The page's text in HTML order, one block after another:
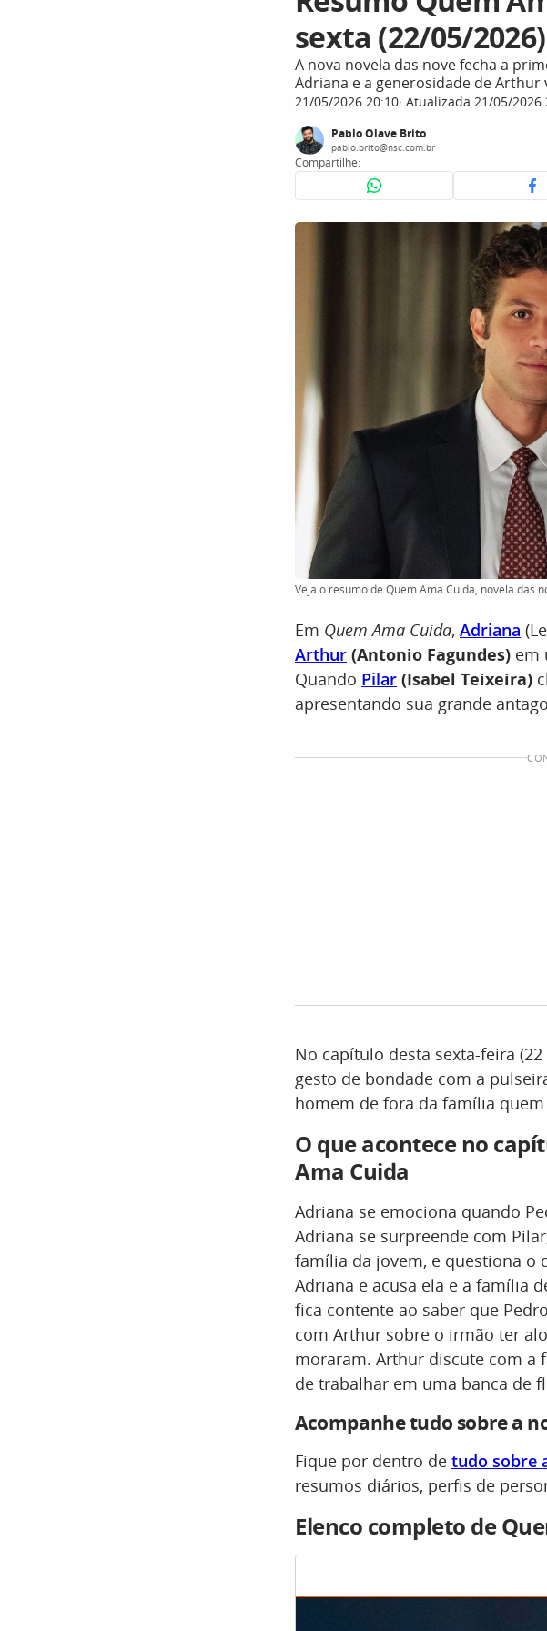
sexta (22/05/2026)
A nova novela das nove fecha a
Adriana e a generosidade de
21/05/2026 20:10 Atualizada 21/05/2026
Pablo Olave Brito
pablo.brito@nsc.com.br
Compartilhe:
Veja o resumo de Quem Ama Cuida, novela das
Em Quem Ama Cuida, Adriana
Arthur (Antonio Fagundes) em
Quando Pilar (Isabel Teixeira)
apresentando sua grande
No capítulo desta sexta-feira
gesto de bondade com a
homem de fora da família
O que acontece no
Ama Cuida
Adriana se emociona quando
Adriana se surpreende com
família da jovem, e questiona o
Adriana e acusa ela e a família
fica contente ao saber que
com Arthur sobre o irmão ter
moraram. Arthur discute com a
de trabalhar em uma banca de
Acompanhe tudo sobre a
Fique por dentro de tudo sobre
resumos diários, perfis de
Elenco completo de